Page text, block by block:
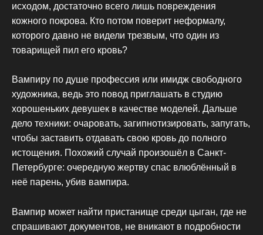
исходом, достаточно всего лишь повреждения
кожного покрова. Кто потом поверит неформалу,
которого давно не видели трезвым, что один из
товарищей пил его кровь?
Вампиру по душе профессия или имидж свободного
художника, ведь это повод приглашать в студию
хорошеньких девушек в качестве моделей. Дальше
дело техники: очаровать, загипнотизировать, запугать,
чтобы заставить отдавать свою кровь до полного
истощения. Похожий случай произошёл в Санкт-
Петербурге: очередную жертву спас влюблённый в
неё парень, убив вампира.
Вампир может найти пристанище среди цыган, где не
спрашивают документов, не вникают в подробности